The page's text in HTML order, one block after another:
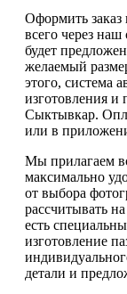
Оформить заказ
всего через
будет
желаемый
этого, система
изготовления и
Сыктывкар.
или в
Мы прилагаем
максимально
от выбора
рассчитывать
есть
изготовление
детали и